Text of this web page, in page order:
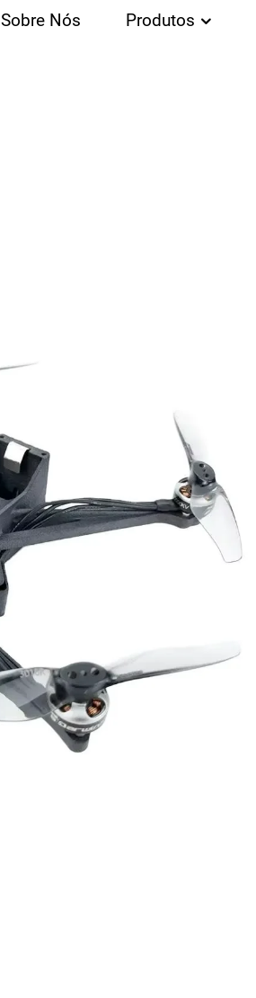
Sobre Nós Produtos